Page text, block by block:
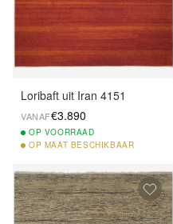
Loribaft uit Iran 4151
VANAF€3.890
OP VOORRAAD
OP MAAT BESCHIKBAAR